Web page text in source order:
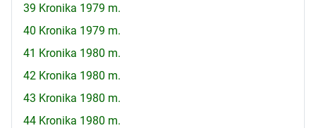
39 Kronika 1979 m.
40 Kronika 1979 m.
41 Kronika 1980 m.
42 Kronika 1980 m.
43 Kronika 1980 m.
44 Kronika 1980 m.